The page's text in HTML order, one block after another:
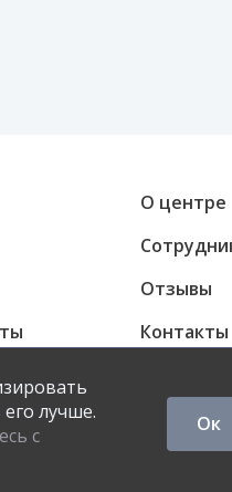
О центре
Отзывы
Контакты
лучше.
с
Ок